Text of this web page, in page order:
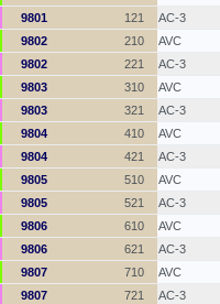
9801
121 AC-3
9802
210 AVC
9802
221 AC-3
9803
310 AVC
9803
321 AC-3
9804
410 AVC
9804
421 AC-3
9805
510 AVC
9805
521 AC-3
9806
610 AVC
9806
621 AC-3
9807
710 AVC
9807
721 AC-3